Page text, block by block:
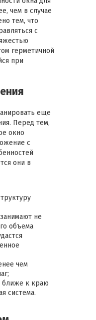
чем в случае
тем, что
с
герметичной
при
еще
Перед тем,
окно
с
они в
не
объема
чем
ближе к краю
система.